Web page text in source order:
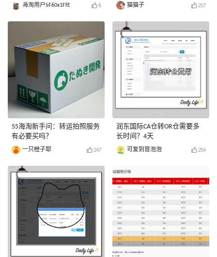
海淘用户SF60x1FfE 6
55海淘新手问：转运拍照服务
有必要买吗？
一只橙子耶 247
猫猫子 257
润东国际CA仓转OR仓需要多
长时间？4天
可爱到冒泡泡 254